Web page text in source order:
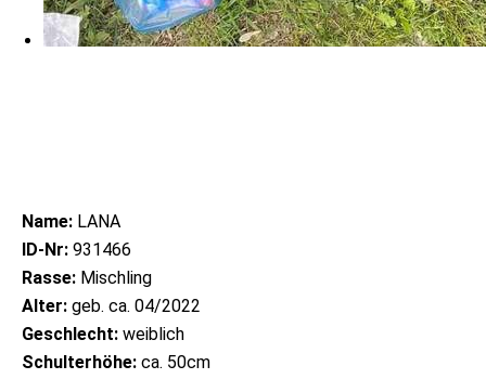
Name: LANA
ID-Nr: 931466
Rasse: Mischling
Alter: geb. ca. 04/2022
Geschlecht: weiblich
Schulterhöhe: ca. 50cm